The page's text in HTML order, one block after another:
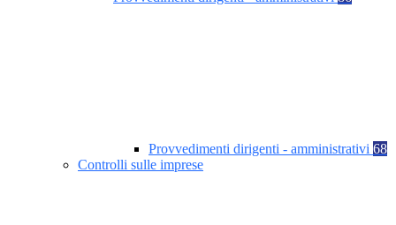
Provvedimenti dirigenti - amministrativi 68
Controlli sulle imprese